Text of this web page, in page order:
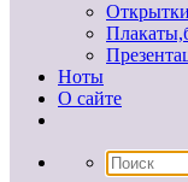
Ноты
О сайте